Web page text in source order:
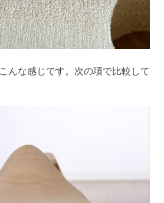
んな感じです。次の項で比較して